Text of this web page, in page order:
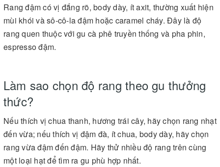
Rang đậm có vị đắng rõ, body dày, ít axit, thường xuất hiện
mùi khói và sô-cô-la đậm hoặc caramel cháy. Đây là độ
rang quen thuộc với gu cà phê truyền thống và pha phin,
espresso đậm.
Làm sao chọn độ rang theo gu thưởng
thức?
Nếu thích vị chua thanh, hương trái cây, hãy chọn rang nhạt
đến vừa; nếu thích vị đậm đà, ít chua, body dày, hãy chọn
rang vừa đậm đến đậm. Hãy thử nhiều độ rang trên cùng
một loại hạt để tìm ra gu phù hợp nhất.